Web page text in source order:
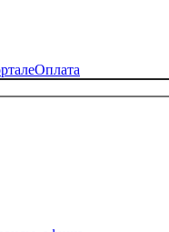
Оплата